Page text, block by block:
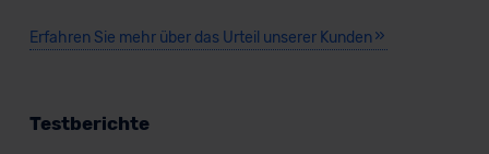
Erfahren Sie mehr über das Urteil unserer Kunden
Testberichte